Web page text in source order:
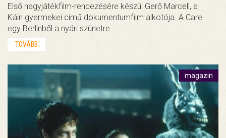
Első nagyjátékfilm-rendezésére készül Gerő Marcell, a
Káin gyermekei című dokumentumfilm alkotója. A Care
egy Berlinből a nyári szünetre…
TOVÁBB
magazin